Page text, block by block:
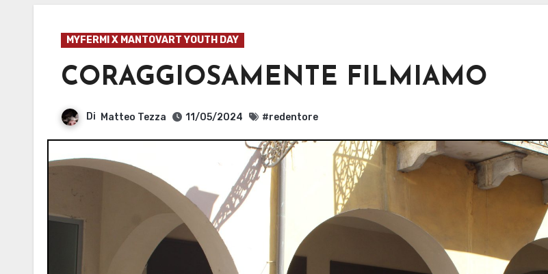
MYFERMI X MANTOVART YOUTH DAY
CORAGGIOSAMENTE FILMIAMO
Di Matteo Tezza 11/05/2024 #redentore